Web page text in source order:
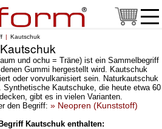
Kautschuk
und ochu = Träne) ist ein Sammelbegriff
Gummi hergestellt wird. Kautschuk
oder vorvulkanisiert sein. Naturkautschuk
Kautschuke, die heute etwa 60
gibt es in vielen Varianten.
den Begriff: » Neopren (Kunststoff)
Kautschuk enthalten: